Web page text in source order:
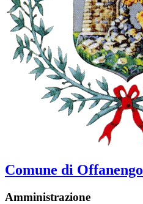
Comune di Offanengo
Amministrazione